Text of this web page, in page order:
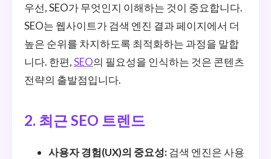
우선, SEO가 무엇인지 이해하는 것이 중요합니다.
SEO는 웹사이트가 검색 엔진 결과 페이지에서 더
높은 순위를 차지하도록 최적화하는 과정을 말합
니다. 한편,SEO의 필요성을 인식하는 것은 콘텐츠
전략의 출발점입니다.
2. 최근 SEO 트렌드
사용자 경험(UX)의 중요성: 검색 엔진은 사용